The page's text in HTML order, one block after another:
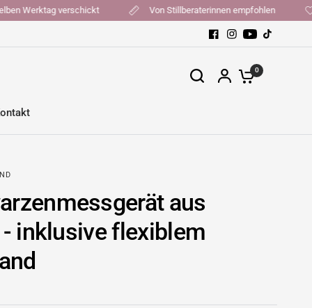
selben Werktag verschickt Von Stillberaterinnen empfohlen
0
aus
inklusive flexiblem